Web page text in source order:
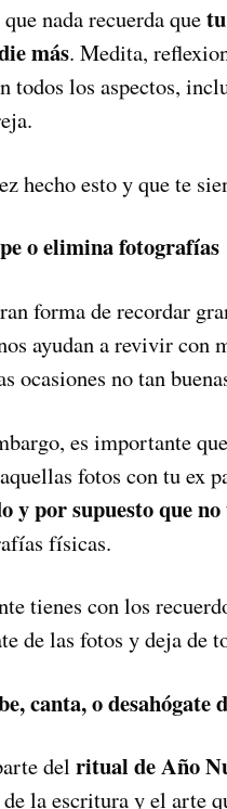
nada recuerda que
más. Medita,
todos los aspectos,
hecho esto y que te
o elimina fotografías
forma de recordar
ayudan a revivir con
ocasiones no tan
es importante
fotos con tu ex
y por supuesto que
físicas.
tienes con los
de las fotos y deja de
canta, o desahógate
del ritual de Año
de la escritura y el arte